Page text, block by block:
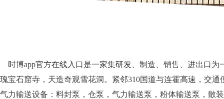
时博app官方在线入口是一家集研发、制造、销售、进出口
瑰宝石窟寺，天造奇观雪花洞。紧邻310国道与连霍高速，交
气力输送设备：料封泵，仓泵，气力输送泵，粉体输送泵，散